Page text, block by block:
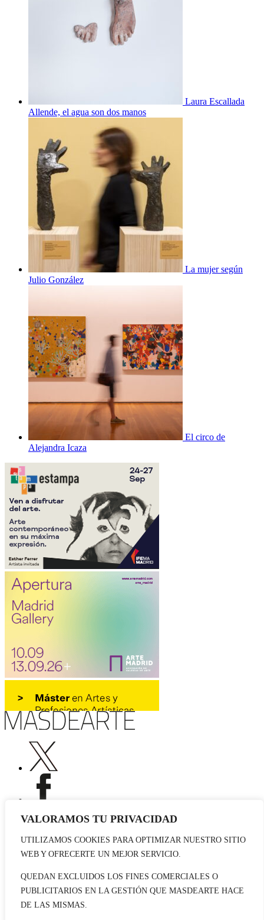
VALORAMOS TU PRIVACIDAD
UTILIZAMOS COOKIES PARA OPTIMIZAR NUESTRO SITIO
WEB Y OFRECERTE UN MEJOR SERVICIO.
QUEDAN EXCLUIDOS LOS FINES COMERCIALES O
PUBLICITARIOS EN LA GESTIÓN QUE MASDEARTE HACE
DE LAS MISMAS.
Laura Escallada
Allende, el agua son dos manos
La mujer según
Julio González
El circo de
Alejandra Icaza
Publicidad
Contacto
© 2026 masdearte. Información de exposiciones, museos y artistas